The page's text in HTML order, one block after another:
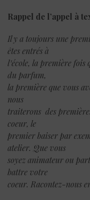
Rappel de l’appel à
Il y a toujours une
êtes entrés à
l¹école, la première fois
du parfum,
la première que vous
nous
traiterons des
coeur, le
premier baiser par
atelier. Que vous
soyez animateur ou
battre votre
coeur. Racontez-nous